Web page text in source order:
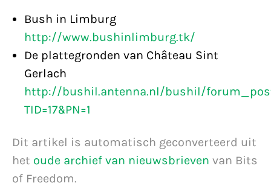
Bush in Limburg
http://www.bushinlimburg.tk/
De plattegronden van Château Sint
Gerlach
http://bushil.antenna.nl/bushil/
TID=17&PN=1
Dit artikel is automatisch geconverteerd uit
het oude archief van nieuwsbrieven van Bits
of Freedom.